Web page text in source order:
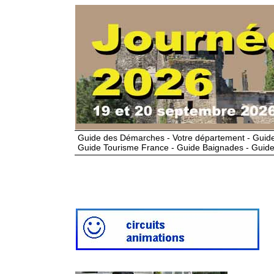
Guide des Démarches - Votre département -
Guide Tourisme France - Guide Baignades -